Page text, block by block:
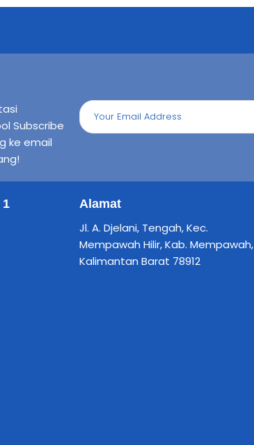
Subscribe
ke email
1
Alamat
Jl. A. Djelani, Tengah, Kec.
Mempawah Hilir, Kab. Mempawah,
Kalimantan Barat 78912